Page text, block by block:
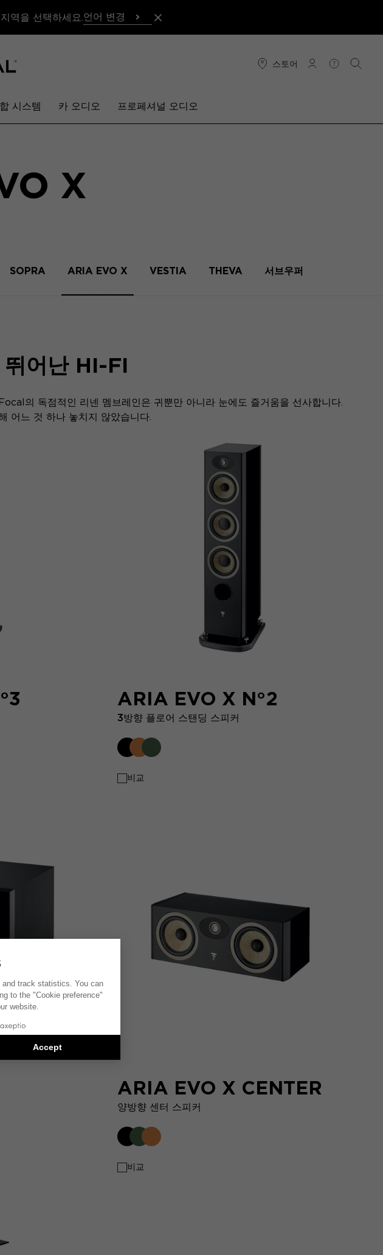
역을 선택하세요. 언어 변경
스토어
연결 도움말검색
시스템 카 오디오 프로페셔널 오디오
X
SOPRA ARIA EVO X VESTIA THEVA 서브우퍼
뛰어난 HI-FI
의 독점적인 리넨 멤브레인은 귀뿐만 아니라 눈에도 즐거움을 선사합니다.
어느 것 하나 놓치지 않았습니다.
ARIA EVO X N°2
3방향 플로어 스탠딩 스피커
비교
ARIA EVO X CENTER
양방향 센터 스피커
비교